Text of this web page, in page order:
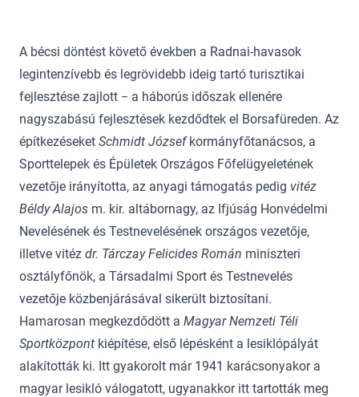
A bécsi döntést követő években a Radnai-havasok
legintenzívebb és legrövidebb ideig tartó turisztikai
fejlesztése zajlott − a háborús időszak ellenére
nagyszabású fejlesztések kezdődtek el Borsafüreden. Az
építkezéseket Schmidt Józsefkormányfőtanácsos, a
Sporttelepek és Épületek Országos Főfelügyeletének
vezetője irányította, az anyagi támogatás pedig vitéz
Béldy Alajos m. kir. altábornagy, az Ifjúság Honvédelmi
Nevelésének és Testnevelésének országos vezetője,
illetve vitéz dr. Tárczay Felicides Román miniszteri
osztályfőnök, a Társadalmi Sport és Testnevelés
vezetője közbenjárásával sikerült biztosítani.
Hamarosan megkezdődött a Magyar Nemzeti Téli
Sportközpont kiépítése, első lépésként a lesiklópályát
alakították ki. Itt gyakorolt már 1941 karácsonyakor a
magyar lesikló válogatott, ugyanakkor itt tartották meg